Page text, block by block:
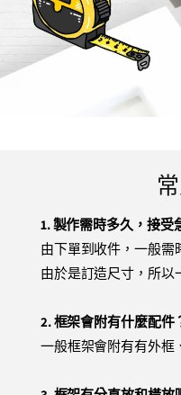
1. 製作需時多久，接受
由下單到收件，一般需
由於是訂造尺寸，所以
2. 框架會附有什麼配件
一般框架會附有有外框